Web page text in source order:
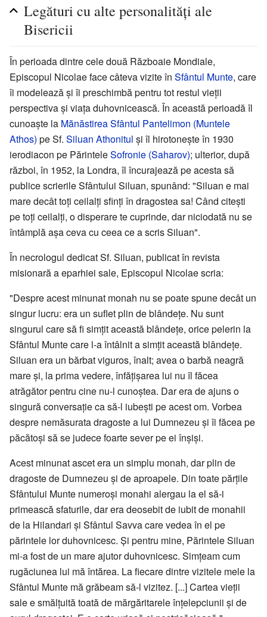
Legături cu alte personalități ale
Bisericii
În perioada dintre cele două Războaie Mondiale,
Episcopul Nicolae face câteva vizite în Sfântul Munte, care
îi modelează și îi preschimbă pentru tot restul vieții
perspectiva și viața duhovnicească. În această perioadă îl
cunoaște la Mănăstirea Sfântul Pantelimon (Muntele
Athos) pe Sf. Siluan Athonitul și îl hirotonește în 1930
ierodiacon pe PărinteleSofronie (Saharov); ulterior, după
război, în 1952, la Londra, îl încurajează pe acesta să
publice scrierile Sfântului Siluan, spunând: "Siluan e mai
mare decât toți ceilalți sfinți în dragostea sa! Când citești
pe toți ceilalți, o disperare te cuprinde, dar niciodată nu se
întâmplă așa ceva cu ceea ce a scris Siluan".
În necrologul dedicat Sf. Siluan, publicat în revista
misionară a eparhiei sale, Episcopul Nicolae scria:
"Despre acest minunat monah nu se poate spune decât un
singur lucru: era un suflet plin de blândețe. Nu sunt
singurul care să fi simțit această blândețe, orice pelerin la
Sfântul Munte care l-a întâlnit a simțit această blândețe.
Siluan era un bărbat viguros, înalt; avea o barbă neagră
mare și, la prima vedere, înfățișarea lui nu îl făcea
atrăgător pentru cine nu-l cunoștea. Dar era de ajuns o
singură conversație ca să-l iubești pe acest om. Vorbea
despre nemăsurata dragoste a lui Dumnezeu și îi făcea pe
păcătoși să se judece foarte sever pe ei înșiși.
Acest minunat ascet era un simplu monah, dar plin de
dragoste de Dumnezeu și de aproapele. Din toate părțile
Sfântului Munte numeroși monahi alergau la el să-i
primească sfaturile, dar era deosebit de iubit de monahii
de la Hilandari și Sfântul Savva care vedea în el pe
părintele lor duhovnicesc. Și pentru mine, Părintele Siluan
mi-a fost de un mare ajutor duhovnicesc. Simțeam cum
rugăciunea lui mă întărea. La fiecare dintre vizitele mele la
Sfântul Munte mă grăbeam să-l vizitez. [...] Cartea vieții
sale e smălțuită toată de mărgăritarele înțelepciunii și de